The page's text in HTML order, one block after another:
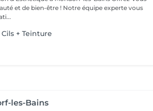
et de bien-être ! Notre équipe experte vous
+ Teinture
les-Bains